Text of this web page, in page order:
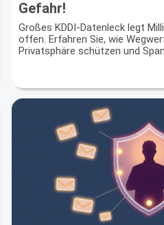
Gefahr!
Großes KDDI-Datenleck legt
offen. Erfahren Sie, wie
Privatsphäre schützen und